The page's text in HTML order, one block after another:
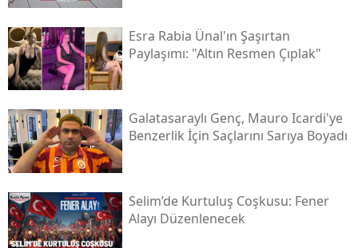
Zonguldak
Aksaray
Karaman
Batman
Esra Rabia Ünal'ın Şaşırtan
Paylaşımı: "altın Resmen Çıplak"
Galatasaraylı Genç, Mauro Icardi'ye
Benzerlik İçin Saçlarını Sarıya Boyadı
Selim’de Kurtuluş Coşkusu: Fener
Alayı Düzenlenecek